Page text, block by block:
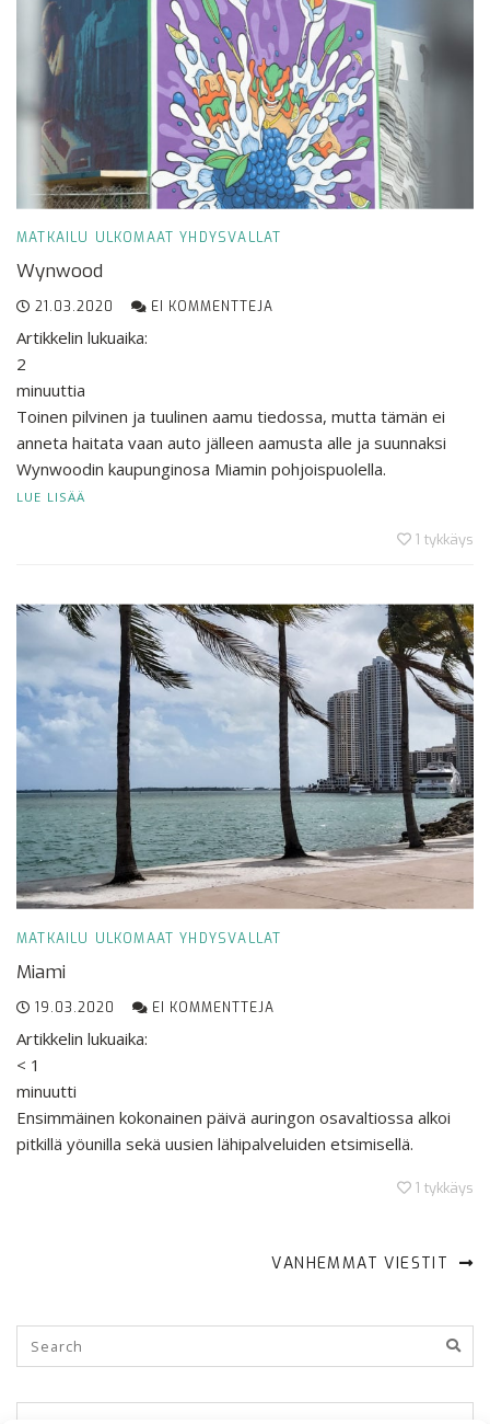
MATKAILU ULKOMAAT YHDYSVALLAT
Wynwood
21.03.2020 EI KOMMENTTEJA
Artikkelin lukuaika:
2
minuuttia
Toinen pilvinen ja tuulinen aamu tiedossa, mutta tämän ei
anneta haitata vaan auto jälleen aamusta alle ja suunnaksi
Wynwoodin kaupunginosa Miamin pohjoispuolella.
LUE LISÄÄ
1 tykkäys
MATKAILU ULKOMAAT YHDYSVALLAT
Miami
19.03.2020 EI KOMMENTTEJA
Artikkelin lukuaika:
< 1
minuutti
Ensimmäinen kokonainen päivä auringon osavaltiossa alkoi
pitkillä yöunilla sekä uusien lähipalveluiden etsimisellä.
1 tykkäys
VANHEMMAT VIESTIT